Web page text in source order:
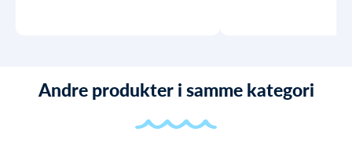
Andre produkter i samme kategori